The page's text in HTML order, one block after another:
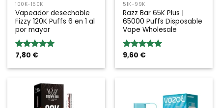
100K-150K
Vapeador desechable
Fizzy 120K Puffs 6 en 1 al
por mayor
Valoración:
5
7,80 €
51K-99K
Razz Bar 65K Plus |
65000 Puffs Disposable
Vape Wholesale
Valoración:
5
9,60 €